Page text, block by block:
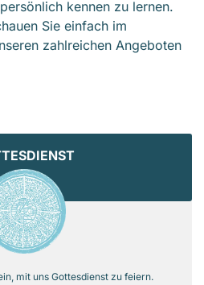
kennen zu lernen.
Sie einfach im
zahlreichen Angeboten
mit uns Gottesdienst zu feiern.